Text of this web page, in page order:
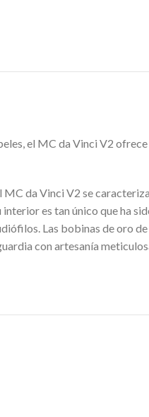
el MC da Vinci V2
MC da Vinci V2 se
es tan único que ha
Las bobinas de oro
con artesanía